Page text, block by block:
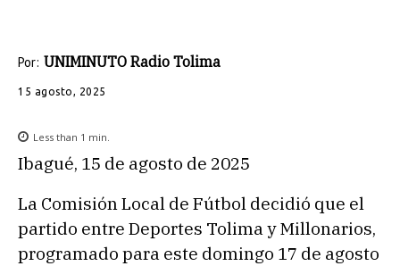
Por: UNIMINUTO Radio Tolima
15 agosto, 2025
Less than 1 min.
Ibagué, 15 de agosto de 2025
La Comisión Local de Fútbol decidió que el
partido entre Deportes Tolima y Millonarios,
programado para este domingo 17 de agosto